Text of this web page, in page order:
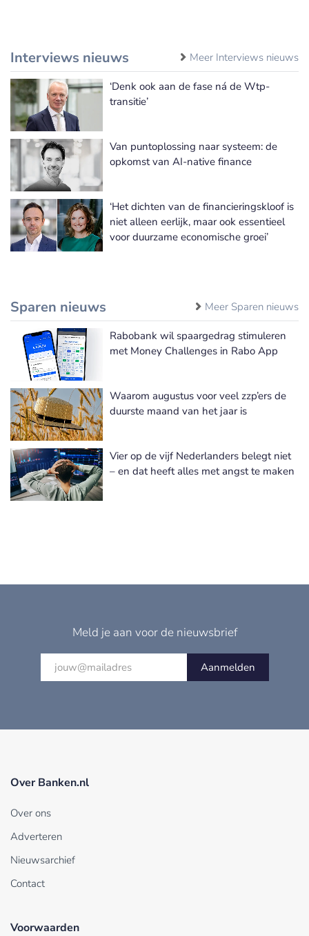
Interviews nieuws Meer Interviews nieuws
‘Denk ook aan de fase ná de Wtp-
transitie’
Van puntoplossing naar systeem: de
opkomst van AI-native finance
‘Het dichten van de financieringskloof is
niet alleen eerlijk, maar ook essentieel
voor duurzame economische groei’
Sparen nieuws Meer Sparen nieuws
Rabobank wil spaargedrag stimuleren
met Money Challenges in Rabo App
Waarom augustus voor veel zzp’ers de
duurste maand van het jaar is
Vier op de vijf Nederlanders belegt niet
– en dat heeft alles met angst te maken
Meld je aan voor de nieuwsbrief
Aanmelden
Over Banken.nl
Over ons
Adverteren
Nieuwsarchief
Contact
Voorwaarden